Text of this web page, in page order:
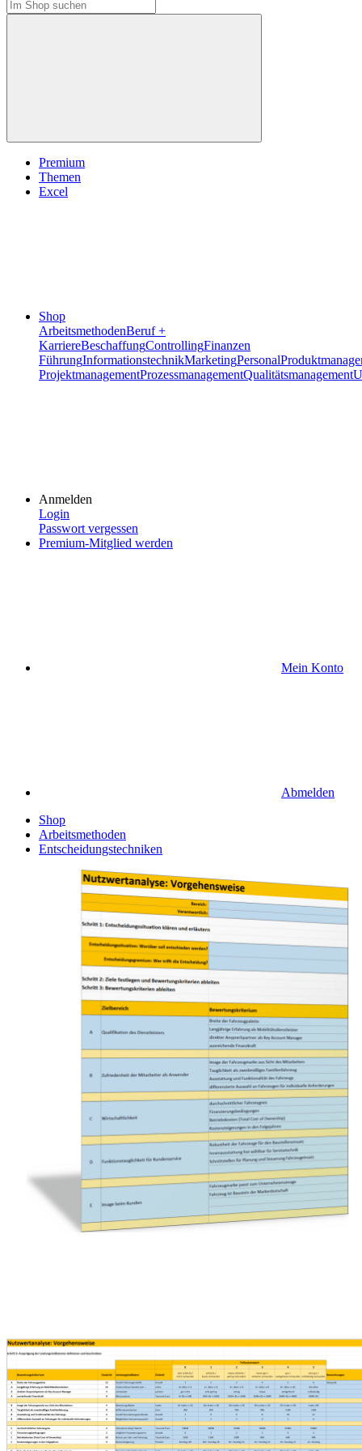
Premium
Themen
Excel
Shop
ArbeitsmethodenBeruf +
KarriereBeschaffungControllingFinanzen
FührungInformationstechnikMarketingPersonal
ProjektmanagementProzessmanagementQualitätsmanagement
Anmelden
Login
Passwort vergessen
Premium-Mitglied werden
Mein Konto
Abmelden
Shop
Arbeitsmethoden
Entscheidungstechniken